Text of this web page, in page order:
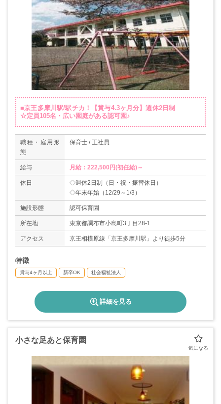
■京王多摩川駅/駅チカ！【賞与4.3ヶ月分】週休2日制
☆定員105名・広い園庭がある認可園♪
職種・雇用形
態
保育士 / 正社員
給与 月給：222,500円(初任給)～
休日
◇週休2日制（日・祝・振替休日）
◇年末年始（12/29～1/3）
施設形態 認可保育園
所在地 東京都調布市小島町3丁目28-1
アクセス 京王相模原線「京王多摩川駅」より徒歩5分
特徴
賞与4ヶ月以上 新卒OK 社会福祉法人
詳細を見る
小さな足あと保育園